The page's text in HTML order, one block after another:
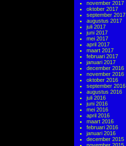
november 2017
oktober 2017
september 2017
augustus 2017
juli 2017
juni 2017
mei 2017
april 2017
maart 2017
februari 2017
januari 2017
december 2016
november 2016
oktober 2016
september 2016
augustus 2016
juli 2016
juni 2016
mei 2016
april 2016
maart 2016
februari 2016
januari 2016
december 2015